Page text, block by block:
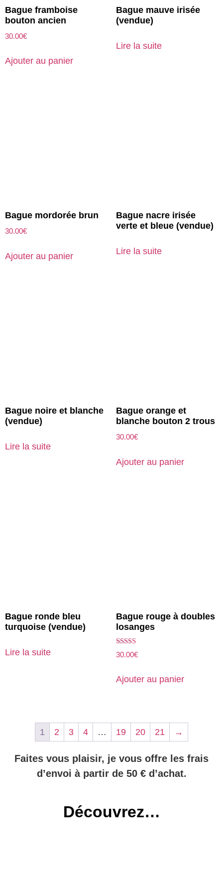
Bague framboise
bouton ancien
30.00€
Ajouter au panier
Bague mauve irisée
(vendue)
Lire la suite
Bague mordorée brun
30.00€
Ajouter au panier
Bague nacre irisée
verte et bleue (vendue)
Lire la suite
Bague noire et blanche
(vendue)
Lire la suite
Bague orange et
blanche bouton 2 trous
30.00€
Ajouter au panier
Bague ronde bleu
turquoise (vendue)
Lire la suite
Bague rouge à doubles
losanges
Note
5.00
30.00€
Ajouter au panier
1 2 3 4 … 19 20 21 →
Faites vous plaisir, je vous offre les frais
d’envoi à partir de 50 € d’achat.
Découvrez…